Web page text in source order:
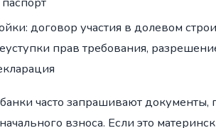
договор участия в долевом
прав требования,
часто запрашивают
взноса. Если это